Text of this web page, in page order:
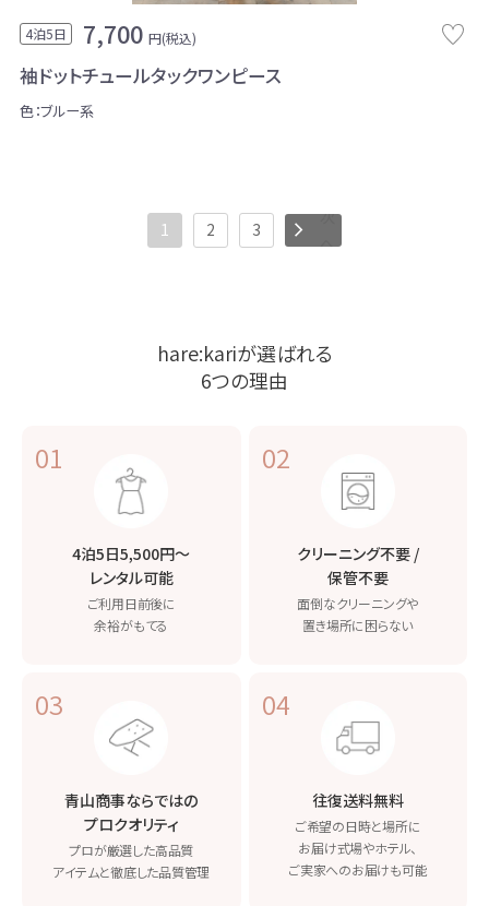
4泊5日 7,700 円(税込)
袖ドットチュールタックワンピース
色：ブルー系
1 2 3
次
へ
hare:kariが選ばれる
6つの理由
01
4泊5日5,500円〜
レンタル可能
ご利用日前後に
余裕がもてる
02
クリーニング不要 /
保管不要
面倒なクリーニングや
置き場所に困らない
03
青山商事ならではの
プロクオリティ
プロが厳選した高品質
アイテムと徹底した品質管理
04
往復送料無料
ご希望の日時と場所に
お届け式場やホテル、
ご実家へのお届けも可能